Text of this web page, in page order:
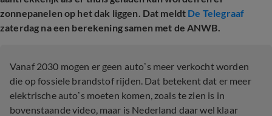
zonnepanelen op het dak liggen. Dat meldt De Telegraaf
zaterdag na een berekening samen met de ANWB.
Vanaf 2030 mogen er geen auto’s meer verkocht worden
die op fossiele brandstof rijden. Dat betekent dat er meer
elektrische auto’s moeten komen, zoals te zien is in
bovenstaande video, maar is Nederland daar wel klaar